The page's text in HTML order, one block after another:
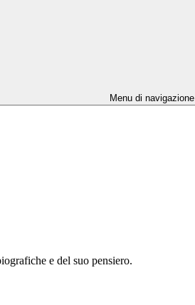
Menu di navigazione
e del suo pensiero.